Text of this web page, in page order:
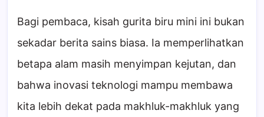
Bagi pembaca, kisah gurita biru mini ini bukan
sekadar berita sains biasa. Ia memperlihatkan
betapa alam masih menyimpan kejutan, dan
bahwa inovasi teknologi mampu membawa
kita lebih dekat pada makhluk-makhluk yang